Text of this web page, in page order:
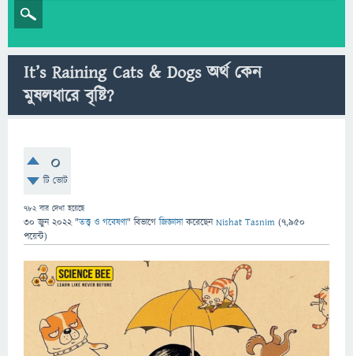
It’s Raining Cats & Dogs অর্থ কেন
মুষলধারে বৃষ্টি?
0
টি ভোট
782বার দেখা হয়েছে
30 জুন 2022 "তত্ত্ব ও গবেষণা" বিভাগে জিজ্ঞাসাকরেছেনNishat Tasnim (7,950
পয়েন্ট)